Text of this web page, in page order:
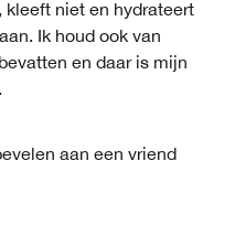
kleeft niet en hydrateert
Ik houd ook van
en daar is mijn
aan een vriend